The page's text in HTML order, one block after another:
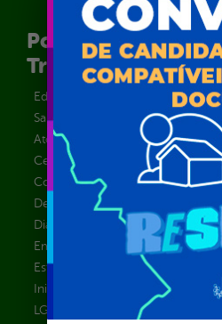
Portal da
Transparência
Educação
Saúde
Atos normativos
Central de Dúvidas
Convênios e Transferências
Despesas
Diárias
Emendas parlamentares
Estrutura Organizacional
Inicio
LGPD e Governo Digital